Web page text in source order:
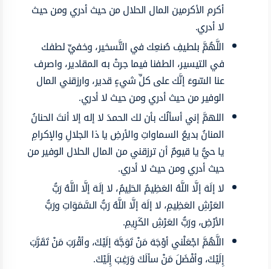
أكرم الأكرمين المال الحلال من حيث أدري ومن حيث
لا أدري.
اللَّهُمَّ بلطيفِ صُنعِك في التَّسخير، وخفيِّ لطفك
في التيسير، الطفنا فيما جرتْ به المقادير، واصرف
عنا السّوءَ إنَّك على كلِّ شيءٍ قدير، وارزقني المال
الوفير من حيث أدري ومن حيث لا أدري.
اللهمَّ إني أسألُك بأن لك الحمدَ لا إله إلا أنتَ الحنانُ
المنانُ بديعُ السماواتِ والأرضِ يا ذا الجلالِ والإكرامِ
يا حيُّ يا قيومٌ أن ترزقني من المال الحلال الوفير من
حيث أدري ومن حيث لا أدري.
لا إلَهَ إلَّا اللَّهُ العَظِيمُ الحَلِيمُ، لا إلَهَ إلَّا اللَّهُ رَبُّ
العَرْشِ العَظِيمِ، لا إلَهَ إلَّا اللَّهُ رَبُّ السَّمَوَاتِ ورَبُّ
الأرْضِ، ورَبُّ العَرْشِ الكَرِيمِ.
اللَّهُمَّ اجْعَلْني أوْجَهَ مَنْ تَوَجَّهَ إلَيْكَ، وأقْرَبَ مَنْ تَقَرَّبَ
إِلَيْكَ، وأفْضَلَ مَنْ سألَكَ وَرَغِبَ إِلَيْكَ.